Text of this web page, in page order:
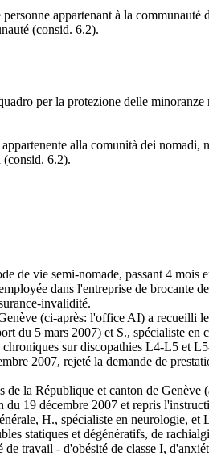
appartenant à la
(consid. 6.2).
per la protezione delle
alla comunità dei nomadi,
6.2).
de vie semi-nomade, passant 4
dans l'entreprise de brocante
invalidité.
(ci-après: l'office AI) a recueilli
du 5 mars 2007) et S., spécialiste
sur discopathies L4-L5 et
2007, rejeté la demande de
la République et canton de
19 décembre 2007 et repris
H., spécialiste en neurologie,
statiques et dégénératifs, de
travail - d'obésité de classe I,